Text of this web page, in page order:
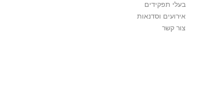
בעלי תפקידים
אירועים וסדנאות
צור קשר